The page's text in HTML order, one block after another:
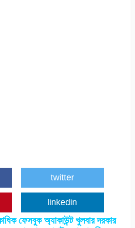
twitter
linkedin
ফেসবুক অ্যাকাউন্ট খুলবার দরকার